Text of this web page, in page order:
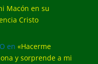
Macón en su
Cristo
en «Hacerme
y sorprende a mi